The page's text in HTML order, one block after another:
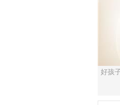
好孩